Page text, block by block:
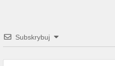
Subskrybuj